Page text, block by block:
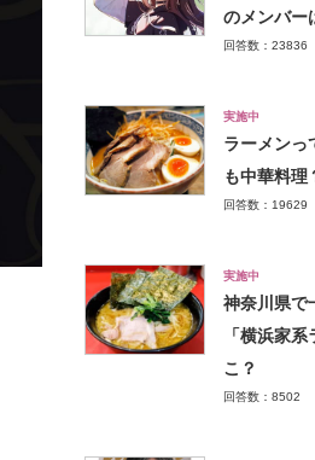
のメンバー
回答数：23836
実施中
ラーメンっ
も中華料理
回答数：19629
実施中
神奈川県で
「横浜家
こ？
回答数：8502